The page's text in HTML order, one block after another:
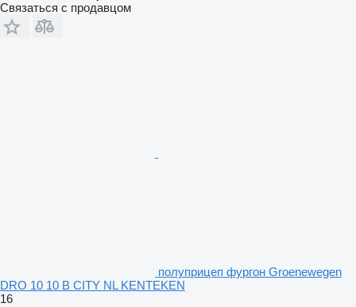
Связаться с продавцом
полуприцеп фургон Groenewegen
DRO 10 10 B CITY NL KENTEKEN
16